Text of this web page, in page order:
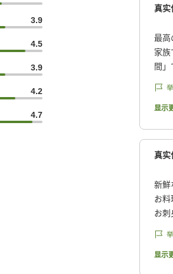
3.9
4.5
3.9
4.2
4.7
真实
最高
家族
間」
夕
の食
前夜
った
大浴
用
て
夕
ダ
显示
真实
新鮮
お料
お刺
スタ
显示